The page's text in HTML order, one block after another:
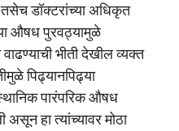
डॉक्टरांच्या अधिकृत
औषध पुरवठ्यामुळे
भीती देखील व्यक्त
पिढ्यानपिढ्या
पारंपरिक औषध
हा त्यांच्यावर मोठा